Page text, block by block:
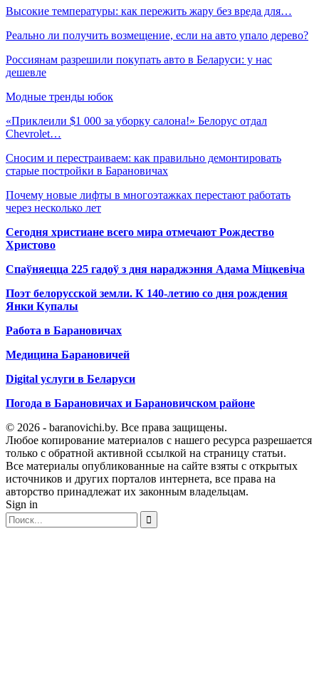
Высокие температуры: как пережить жару без вреда для…
Реально ли получить возмещение, если на авто упало дерево?
Россиянам разрешили покупать авто в Беларуси: у нас
дешевле
Модные тренды юбок
«Приклеили $1 000 за уборку салона!» Белорус отдал
Chevrolet…
Сносим и перестраиваем: как правильно демонтировать
старые постройки в Барановичах
Почему новые лифты в многоэтажках перестают работать
через несколько лет
Сегодня христиане всего мира отмечают Рождество
Христово
Спаўняецца 225 гадоў з дня нараджэння Адама Міцкевіча
Поэт белорусской земли. К 140-летию со дня рождения
Янки Купалы
Работа в Барановичах
Медицина Барановичей
Digital услуги в Беларуси
Погода в Барановичах и Барановичском районе
© 2026 - baranovichi.by. Все права защищены.
Любое копирование материалов с нашего ресурса разрешается
только с обратной активной ссылкой на страницу статьи.
Все материалы опубликованные на сайте взяты с открытых
источников и других порталов интернета, все права на
авторство принадлежат их законным владельцам.
Sign in